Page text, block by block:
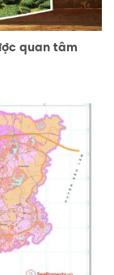
quan tâm